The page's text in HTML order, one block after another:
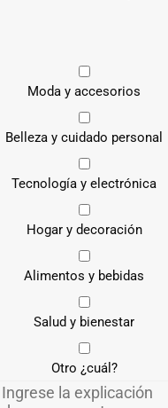
Moda y accesorios
Belleza y cuidado personal
Tecnología y electrónica
Hogar y decoración
Alimentos y bebidas
Salud y bienestar
Otro ¿cuál?